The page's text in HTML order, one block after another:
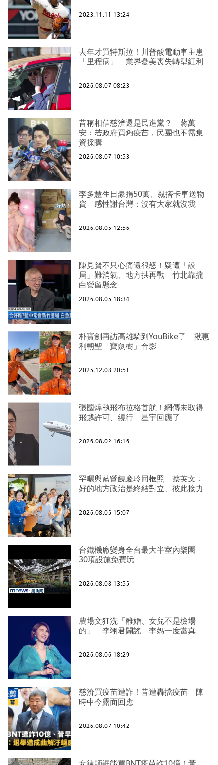
2023.11.11 13:24
去年才買特斯拉！川普酸電動車主患
「里程病」 業界憂美喪失轉型紅利
2026.08.07 08:23
昔稱相信慈濟還是民進黨？ 蔣萬
安：若政府買夠疫苗，民團也不需集
資採購
2026.08.07 10:53
李多慧生日豪捐50萬、親搭卡車送物
資 感性謝台灣：沒有大家就沒我
2026.08.05 12:56
陳見賢不只心痛還很怒！疑遭「設
局」難消氣、地方拱再戰 竹北靠攏
白營留懸念
2026.08.05 18:34
朴寶劍再訪高雄騎到YouBike了 揪惠
利朝聖「寶劍樹」合影
2025.12.08 20:51
張國煒執飛布拉格首航！網傳未取得
飛越許可、繞行 星宇回應了
2026.08.02 16:16
罕曬與藍營饒慶玲同框照 蔡英文：
好的地方政治是終結對立、彼此接力
2026.08.05 15:07
台鐵機廠變身全台最大半室內樂園
30項設施免費玩
2026.08.08 13:55
農場文狂洗「離婚、女兒不是檢場
的」 李翊君闢謠：李媽一度當真
2026.08.06 18:29
慈濟買疫苗遭詐！昔遭轟擋疫苗 陳
時中今露面回應
2026.08.07 10:42